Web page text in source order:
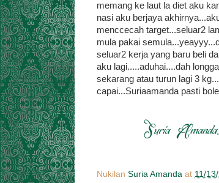
memang ke laut la diet aku
nasi aku berjaya
menccecah target...seluar2
mula pakai
seluar2 kerja yang baru beli
aku lagi.....aduhai....dah
sekarang atau turun lagi 3
capai...Suriaamanda pasti
Nukilan Suria Amanda at 11/